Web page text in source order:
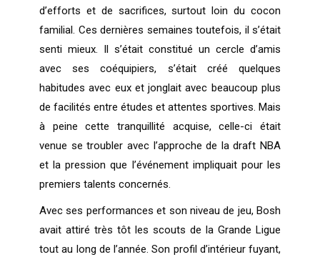
d’efforts et de sacrifices, surtout loin du cocon
familial. Ces dernières semaines toutefois, il s’était
senti mieux. Il s’était constitué un cercle d’amis
avec ses coéquipiers, s’était créé quelques
habitudes avec eux et jonglait avec beaucoup plus
de facilités entre études et attentes sportives. Mais
à peine cette tranquillité acquise, celle-ci était
venue se troubler avec l’approche de la draft NBA
et la pression que l’événement impliquait pour les
premiers talents concernés.
Avec ses performances et son niveau de jeu, Bosh
avait attiré très tôt les scouts de la Grande Ligue
tout au long de l’année. Son profil d’intérieur fuyant,